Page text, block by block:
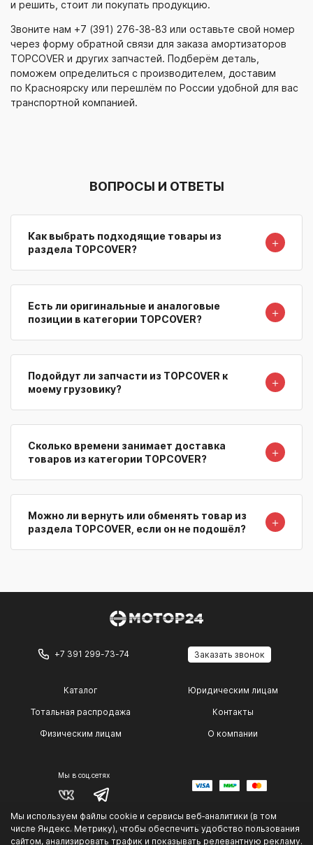
и решить, стоит ли покупать продукцию.
Звоните нам +7 (391) 276-38-83 или оставьте свой номер
через форму обратной связи для заказа амортизаторов
TOPCOVER и других запчастей. Подберём деталь,
поможем определиться с производителем, доставим
по Красноярску или перешлём по России удобной для вас
транспортной компанией.
ВОПРОСЫ И ОТВЕТЫ
Как выбрать подходящие товары из
раздела TOPCOVER?
＋
Есть ли оригинальные и аналоговые
позиции в категории TOPCOVER?
＋
Подойдут ли запчасти из TOPCOVER к
моему грузовику?
＋
Сколько времени занимает доставка
товаров из категории TOPCOVER?
＋
Можно ли вернуть или обменять товар из
раздела TOPCOVER, если он не подошёл?
＋
Мы используем файлы cookie и сервисы веб‑аналитики (в том
числе Яндекс. Метрику), чтобы обеспечить удобство пользования
сайтом, анализировать трафик и показывать релевантную рекламу.
+7 391 299-73-74 Заказать звонок
Каталог
Тотальная распродажа
Физическим лицам
Юридическим лицам
Контакты
О компании
Мы в соц.сетях
Политика конфиденциальности © 2014 — 2026 г.
.